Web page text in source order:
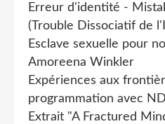
Erreur d'identité -
(Trouble Dissociatif de
Esclave sexuelle pour
Amoreena Winkler
Expériences aux
programmation avec
Extrait "A Fractured